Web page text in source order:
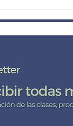
Yoga?